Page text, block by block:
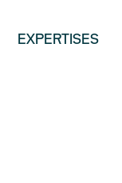
EXPERTISES